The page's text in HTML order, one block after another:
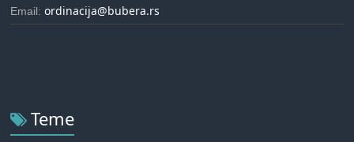
Email:ordinacija@bubera.rs
Teme